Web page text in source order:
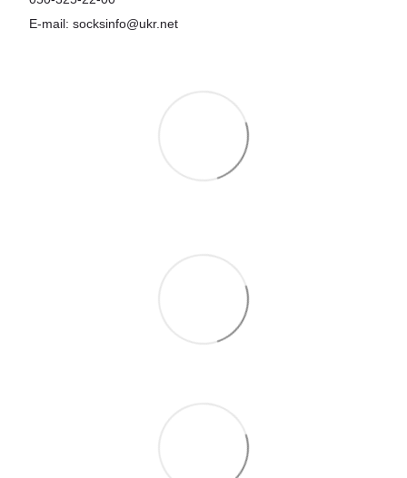
E-mail: socksinfo@ukr.net